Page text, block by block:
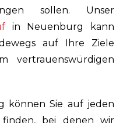
sollen. Unser
in Neuenburg kann
auf Ihre Ziele
vertrauenswürdigen
können Sie auf jeden
bei denen wir